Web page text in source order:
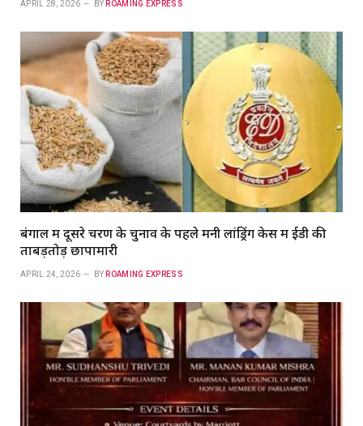
APRIL 28, 2026 BY ROAMING EXPRESS
बंगाल में दूसरे चरण के चुनाव के पहले मनी लांड्रिंग केस में ईडी की
ताबड़तोड़ छापामारी
APRIL 24, 2026 BY ROAMING EXPRESS